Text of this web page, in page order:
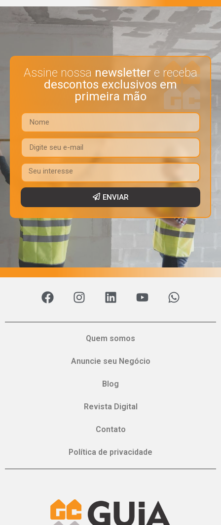
Assine nossa newsletter e receba
descontos exclusivos em
primeira mão
ENVIAR
Quem somos
Anuncie seu Negócio
Blog
Revista Digital
Contato
Política de privacidade